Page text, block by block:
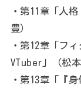
・第11章「人
豊）
・第12章「フ
VTuber」（松本
・第13章「『